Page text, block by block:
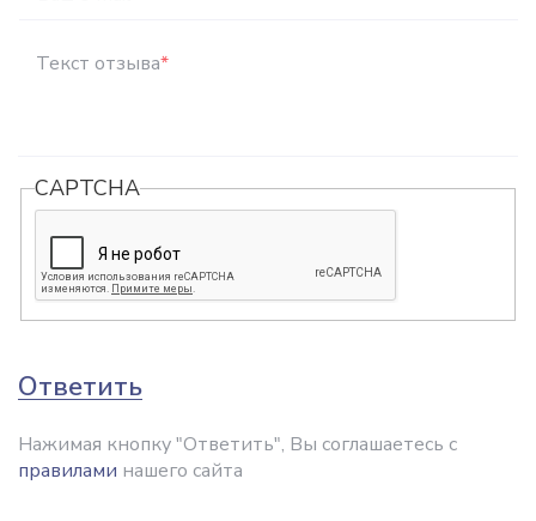
Текст отзыва*
CAPTCHA
Ответить
Нажимая кнопку "Ответить", Вы соглашаетесь с
правилами нашего сайта